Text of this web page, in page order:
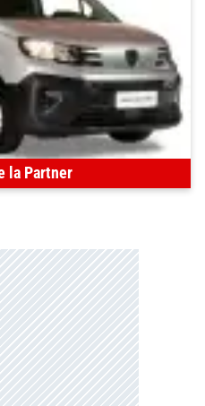
la Partner